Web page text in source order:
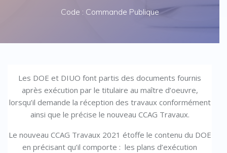
Code : Commande Publique
Les DOE et DIUO font partis des documents fournis
après exécution par le titulaire au maître d’oeuvre,
lorsqu’il demande la réception des travaux conformément
ainsi que le précise le nouveau CCAG Travaux.
Le nouveau CCAG Travaux 2021 étoffe le contenu du DOE
en précisant qu’il comporte : les plans d’exécution